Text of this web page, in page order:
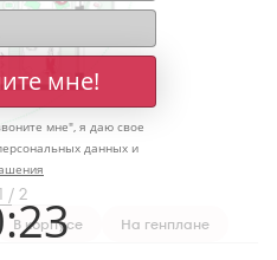
/ 2
В корпусе На генплане
мне!
мне", я даю свое
данных и
:23